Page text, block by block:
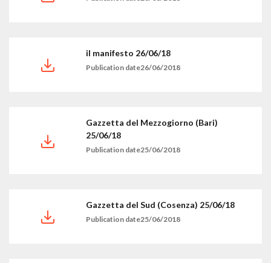
il manifesto 26/06/18
Publication date26/06/2018
Gazzetta del Mezzogiorno (Bari)
25/06/18
Publication date25/06/2018
Gazzetta del Sud (Cosenza) 25/06/18
Publication date25/06/2018